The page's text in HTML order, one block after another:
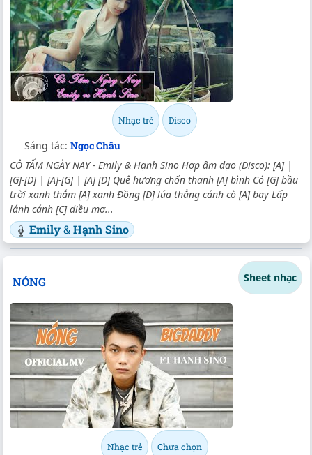
Nhạc trẻ Disco
Sáng tác: Ngọc Châu
CÔ TẤM NGÀY NAY - Emily & Hạnh Sino Hợp âm dạo (Disco): [A] |
[G]-[D] | [A]-[G] | [A] [D] Quê hương chốn thanh [A] bình Có [G] bầu
trời xanh thắm [A] xanh Đồng [D] lúa thẳng cánh cò [A] bay Lấp
lánh cánh [C] diều mơ...
Emily&Hạnh Sino
NÓNG Sheet nhạc
Nhạc trẻ Chưa chọn